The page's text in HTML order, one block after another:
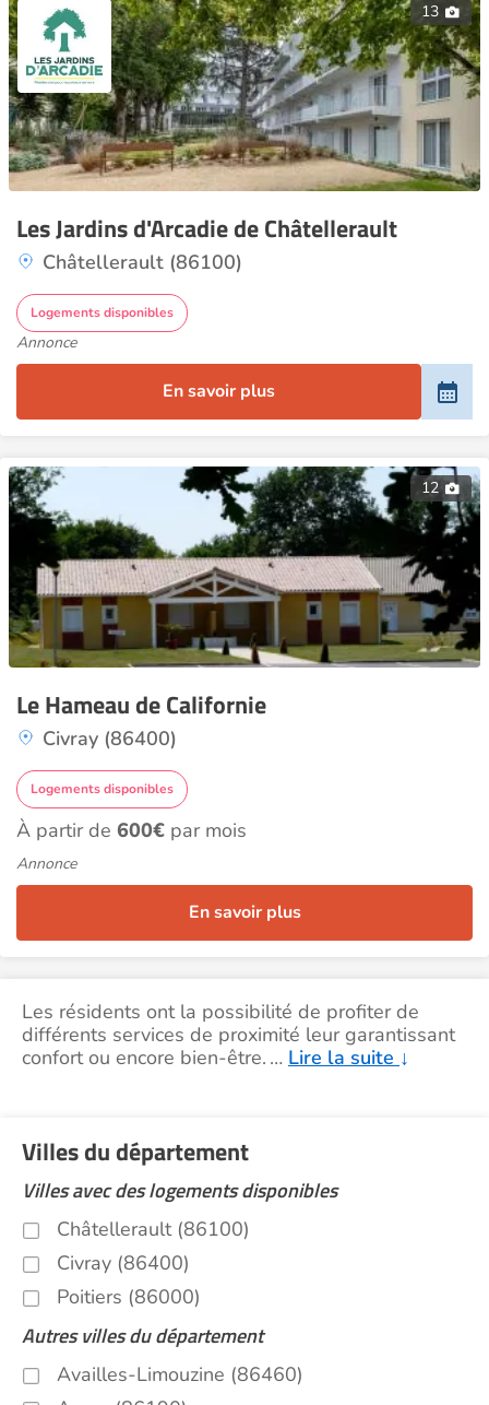
13
Les Jardins d'Arcadie de Châtellerault
Châtellerault (86100)
Logements disponibles
Annonce
En savoir plus
12
Le Hameau de Californie
Civray (86400)
Logements disponibles
À partir de 600€ par mois
Annonce
En savoir plus
Les résidents ont la possibilité de profiter de
différents services de proximité leur garantissant
confort ou encore bien-être. … Lire la suite ↓
Villes du département
Villes avec des logements disponibles
Châtellerault (86100)
Civray (86400)
Poitiers (86000)
Autres villes du département
Availles-Limouzine (86460)